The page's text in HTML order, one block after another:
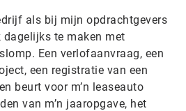
als bij mijn opdrachtgevers
dagelijks te maken met
Een verlofaanvraag, een
een registratie van een
beurt voor m’n leaseauto
van m’n jaaropgave, het